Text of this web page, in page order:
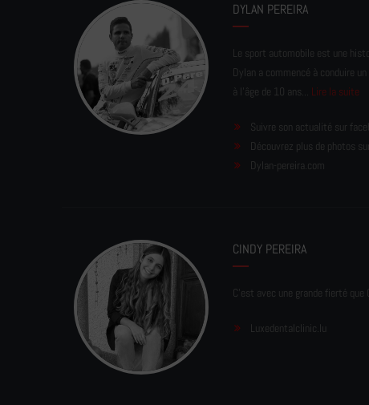
DYLAN PEREIRA
Le sport automobile est une
Dylan a commencé à conduire
à l'âge de 10 ans... Lire la suite
Suivre son actualité sur
Découvrez plus de photos
Dylan-pereira.com
CINDY PEREIRA
C'est avec une grande fierté
Luxedentalclinic.lu